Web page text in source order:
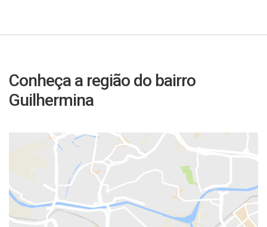
Conheça a região do bairro
Guilhermina